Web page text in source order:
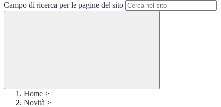
Campo di ricerca per le pagine del sito
Home >
Novità >